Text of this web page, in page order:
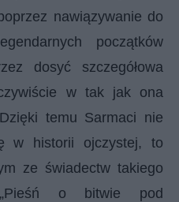
nawiązywanie do
początków
dosyć szczegółowa
w tak jak ona
temu Sarmaci nie
w historii ojczystej, to
ze świadectw takiego
o bitwie pod